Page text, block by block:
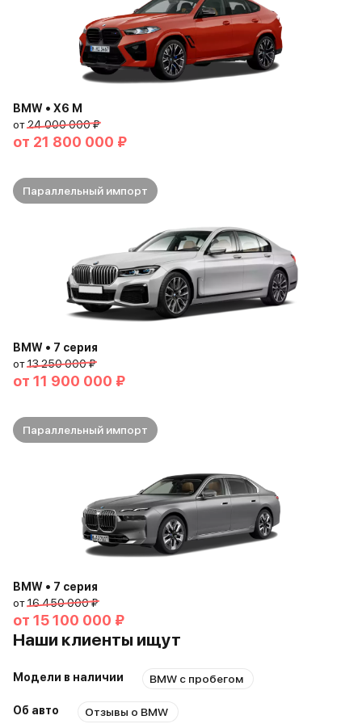
BMW • X6 M
от24 000 000 ₽
от 21 800 000 ₽
Параллельный импорт
BMW • 7 серия
от13 250 000 ₽
от 11 900 000 ₽
Параллельный импорт
BMW • 7 серия
от16 450 000 ₽
от 15 100 000 ₽
Наши клиенты ищут
Модели в наличии BMW с пробегом
Об авто Отзывы о BMW